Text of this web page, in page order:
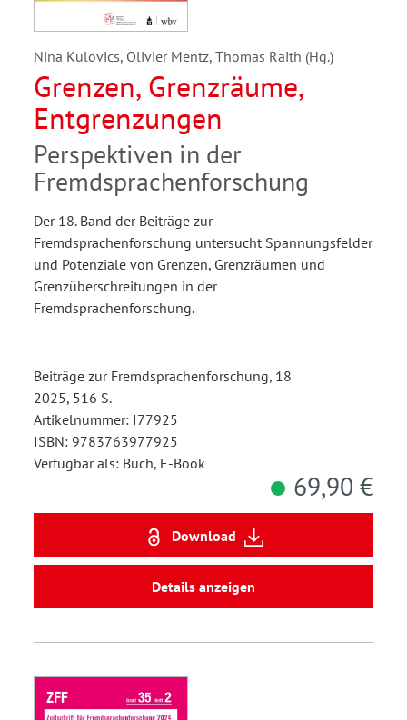
Nina Kulovics, Olivier Mentz, Thomas Raith (Hg.)
Grenzen, Grenzräume,
Entgrenzungen
Perspektiven in der
Fremdsprachenforschung
Der 18. Band der Beiträge zur
Fremdsprachenforschung untersucht Spannungsfelder
und Potenziale von Grenzen, Grenzräumen und
Grenzüberschreitungen in der
Fremdsprachenforschung.
Beiträge zur Fremdsprachenforschung, 18
2025, 516 S.
Artikelnummer: I77925
ISBN: 9783763977925
Verfügbar als: Buch, E-Book
69,90 €
Download
Details anzeigen